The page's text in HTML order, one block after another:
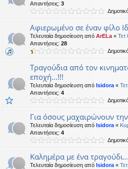
Απαντήσεις: 3
Αφιερωμένο σε έναν φίλο
Τελευταία δημοσίευση από ArELa « Τετ
Απαντήσεις: 28
Τραγούδια από τον
εποχή...!!!
Τελευταία δημοσίευση από Isidora «
Απαντήσεις: 4
Για όσους μαχαιρώνουν
Τελευταία δημοσίευση από Isidora «
Απαντήσεις: 4
Καλημέρα με ένα τραγούδι...
Τελευταία δημοσίευση από Isidora «